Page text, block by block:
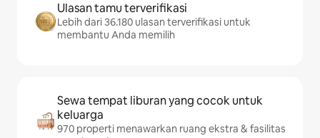
Ulasan tamu terverifikasi
Lebih dari 36.180 ulasan terverifikasi untuk
membantu Anda memilih
Sewa tempat liburan yang cocok untuk
keluarga
970 properti menawarkan ruang ekstra & fasilitas